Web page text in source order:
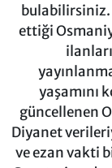
bulabilirsiniz.
ettiği
yaşamını
güncellenen
Diyanet
ve ezan vakti